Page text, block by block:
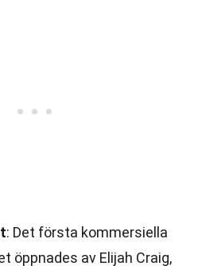
: Det första kommersiella
öppnades av Elijah Craig,